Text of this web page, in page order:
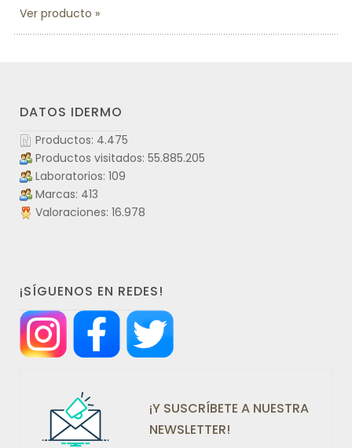
Ver producto
DATOS IDERMO
Productos: 4.475
Productos visitados: 55.885.205
Laboratorios: 109
Marcas: 413
Valoraciones: 16.978
¡SÍGUENOS EN REDES!
¡Y SUSCRÍBETE A NUESTRA
NEWSLETTER!